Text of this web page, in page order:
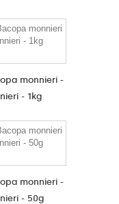
monnieri -
- 1kg
monnieri -
- 50g